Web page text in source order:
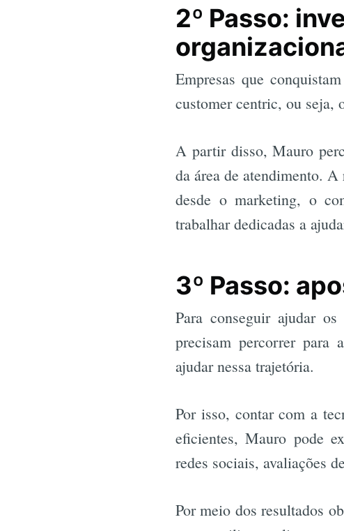
2º Passo:
Empresas que
customer centric, ou seja,
A partir disso, Mauro
da área de atendimento.
desde o marketing, o
trabalhar dedicadas a
3º Passo:
Para conseguir ajudar
precisam percorrer para
ajudar nessa trajetória.
Por isso, contar com a
eficientes, Mauro pode
redes sociais, avaliações
Por meio dos resultados